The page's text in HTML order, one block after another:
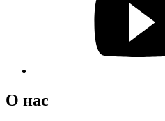
О нас